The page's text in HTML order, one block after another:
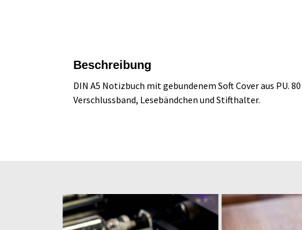
Beschreibung
DIN A5 Notizbuch mit gebundenem Soft Cover aus PU.
Verschlussband, Lesebändchen und Stifthalter.